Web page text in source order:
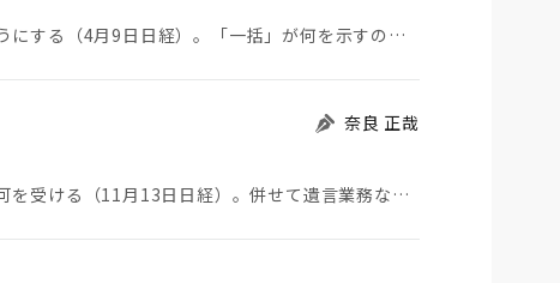
大手金融機関が相続手続きを一括対応できるようにする（4月9日日経）。「一括」が何を示すのかわからな…
奈良 正哉
城北信金は信用金庫では初となる信託業務の認可を受ける（11月13日日経）。併せて遺言業務など付随業…